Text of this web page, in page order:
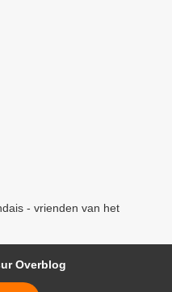
- vrienden van het
Overblog